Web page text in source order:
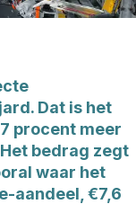
Dat is het
procent meer
Het bedrag zegt
waar het
aandeel, €7,6